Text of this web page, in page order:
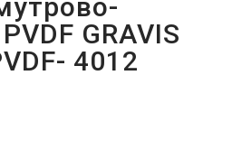
GRAVIS
4012